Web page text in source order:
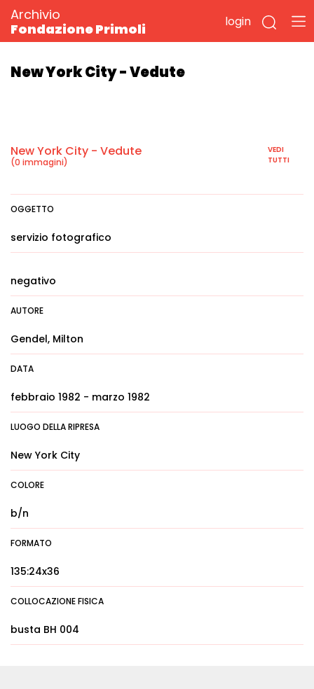
Archivio
Fondazione Primoli
login
New York City - Vedute
New York City - Vedute
(0 immagini)
VEDI
TUTTI
OGGETTO
servizio fotografico
negativo
AUTORE
Gendel, Milton
DATA
febbraio 1982 - marzo 1982
LUOGO DELLA RIPRESA
New York City
COLORE
b/n
FORMATO
135:24x36
COLLOCAZIONE FISICA
busta BH 004